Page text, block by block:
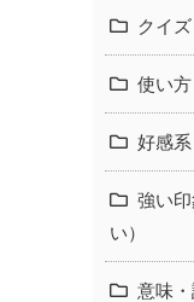
クイ
使い
好感系
強い
い）
意味・